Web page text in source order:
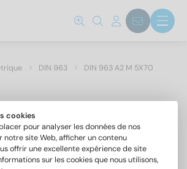
DIN 963
DIN 963 A2 M 5X70
cookies
pour analyser les données de nos
notre site Web, afficher un contenu
offrir une excellente expérience de site
sur les cookies que nous utilisons,